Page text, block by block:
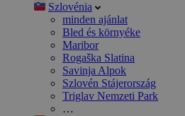
Szlovénia
minden ajánlat
Bled és környéke
Maribor
Rogaška Slatina
Savinja Alpok
Szlovén Stájerország
Triglav Nemzeti Park
…